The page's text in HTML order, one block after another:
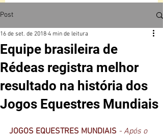
Post
Equipe brasileira de
Rédeas registra melhor
resultado na história dos
Jogos Equestres Mundiais
16 de set. de 2018 4 min de leitura
JOGOS EQUESTRES MUNDIAIS - Após o